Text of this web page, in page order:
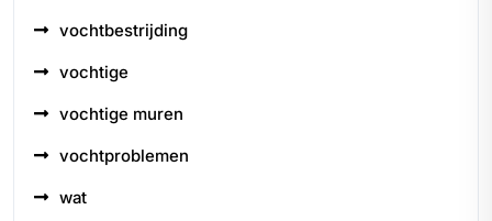
vochtbestrijding
vochtige
vochtige muren
vochtproblemen
wat